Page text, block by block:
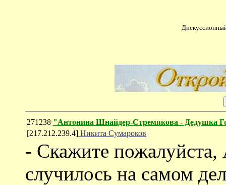
271238 "Антонина Шнайдер-Стремякова - Дедушка
[217.212.239.4] Никита Сумароков
- Скажите пожалуйста,
случилось на самом